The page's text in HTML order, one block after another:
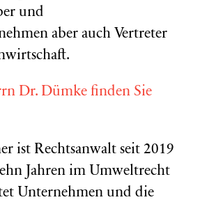
und
aber auch Vertreter
Dr. Dümke finden Sie
ist Rechtsanwalt seit 2019
Jahren im Umweltrecht
Unternehmen und die